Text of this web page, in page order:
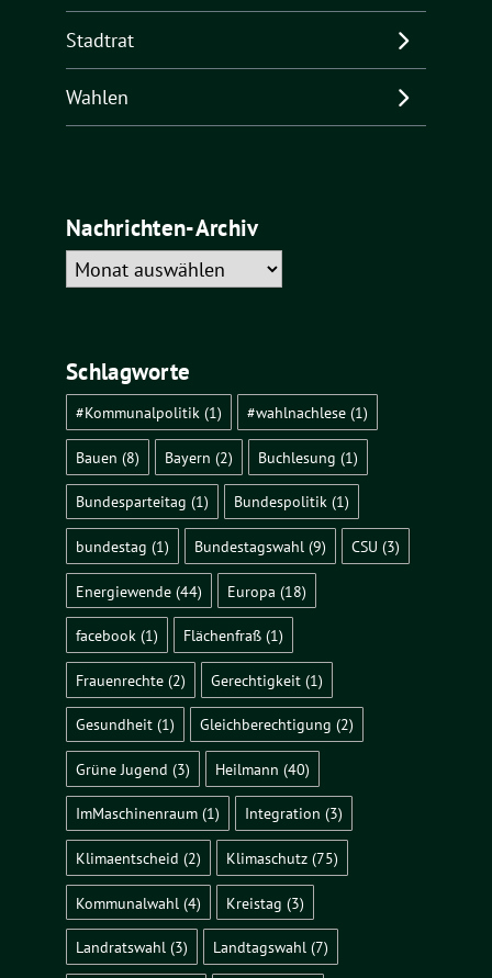
Stadtrat
Wahlen
Nachrichten-Archiv
Nachrichten-
Archiv
Schlagworte
#Kommunalpolitik (1) #wahlnachlese(1)
Bauen (8) Bayern (2) Buchlesung (1)
Bundesparteitag (1) Bundespolitik(1)
bundestag (1) Bundestagswahl(9) CSU (3)
Energiewende (44) Europa (18)
facebook (1) Flächenfraß(1)
Frauenrechte (2) Gerechtigkeit(1)
Gesundheit (1) Gleichberechtigung (2)
Grüne Jugend (3) Heilmann (40)
ImMaschinenraum (1) Integration (3)
Klimaentscheid (2) Klimaschutz(75)
Kommunalwahl (4) Kreistag (3)
Landratswahl (3) Landtagswahl(7)